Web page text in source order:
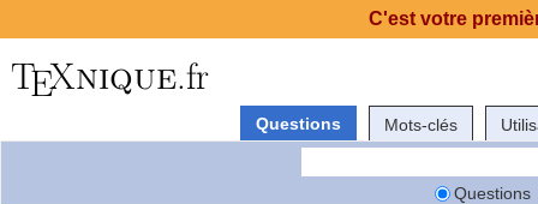
Questions Mots-clés
Questions
C'est votre